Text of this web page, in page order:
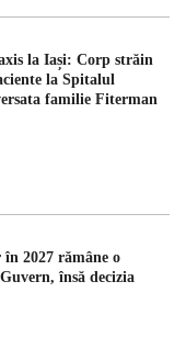
la Iași: Corp străin
la Spitalul
familie Fiterman
2027 rămâne o
însă decizia